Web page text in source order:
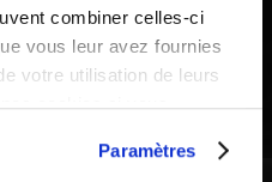
combiner celles-ci
vous leur avez fournies
votre utilisation de leurs
cookies si vous
Paramètres